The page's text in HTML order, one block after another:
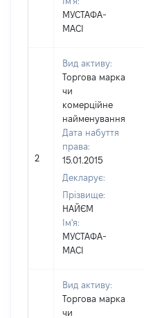
МУСТАФА-
МАСІ
2
Вид активу:
Торгова марка
чи
комерційне
найменування
Дата набуття
права:
15.01.2015
Декларує:
Прізвище:
НАЙЄМ
Ім'я:
МУСТАФА-
МАСІ
Вид активу:
Торгова марка
чи